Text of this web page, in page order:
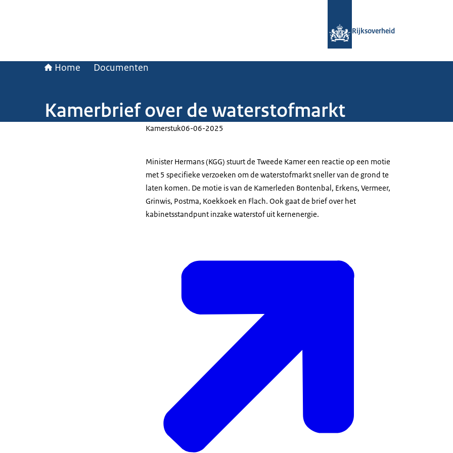
Rijksoverheid
Home Documenten
Kamerbrief over de waterstofmarkt
Kamerstuk06-06-2025
Minister Hermans (KGG) stuurt de Tweede Kamer een reactie op een motie
met 5 specifieke verzoeken om de waterstofmarkt sneller van de grond te
laten komen. De motie is van de Kamerleden Bontenbal, Erkens, Vermeer,
Grinwis, Postma, Koekkoek en Flach. Ook gaat de brief over het
kabinetsstandpunt inzake waterstof uit kernenergie.